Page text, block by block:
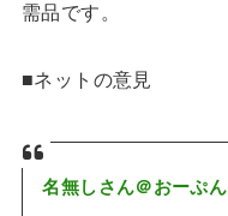
需品です。
■ネットの意見
名無しさん＠おーぷん